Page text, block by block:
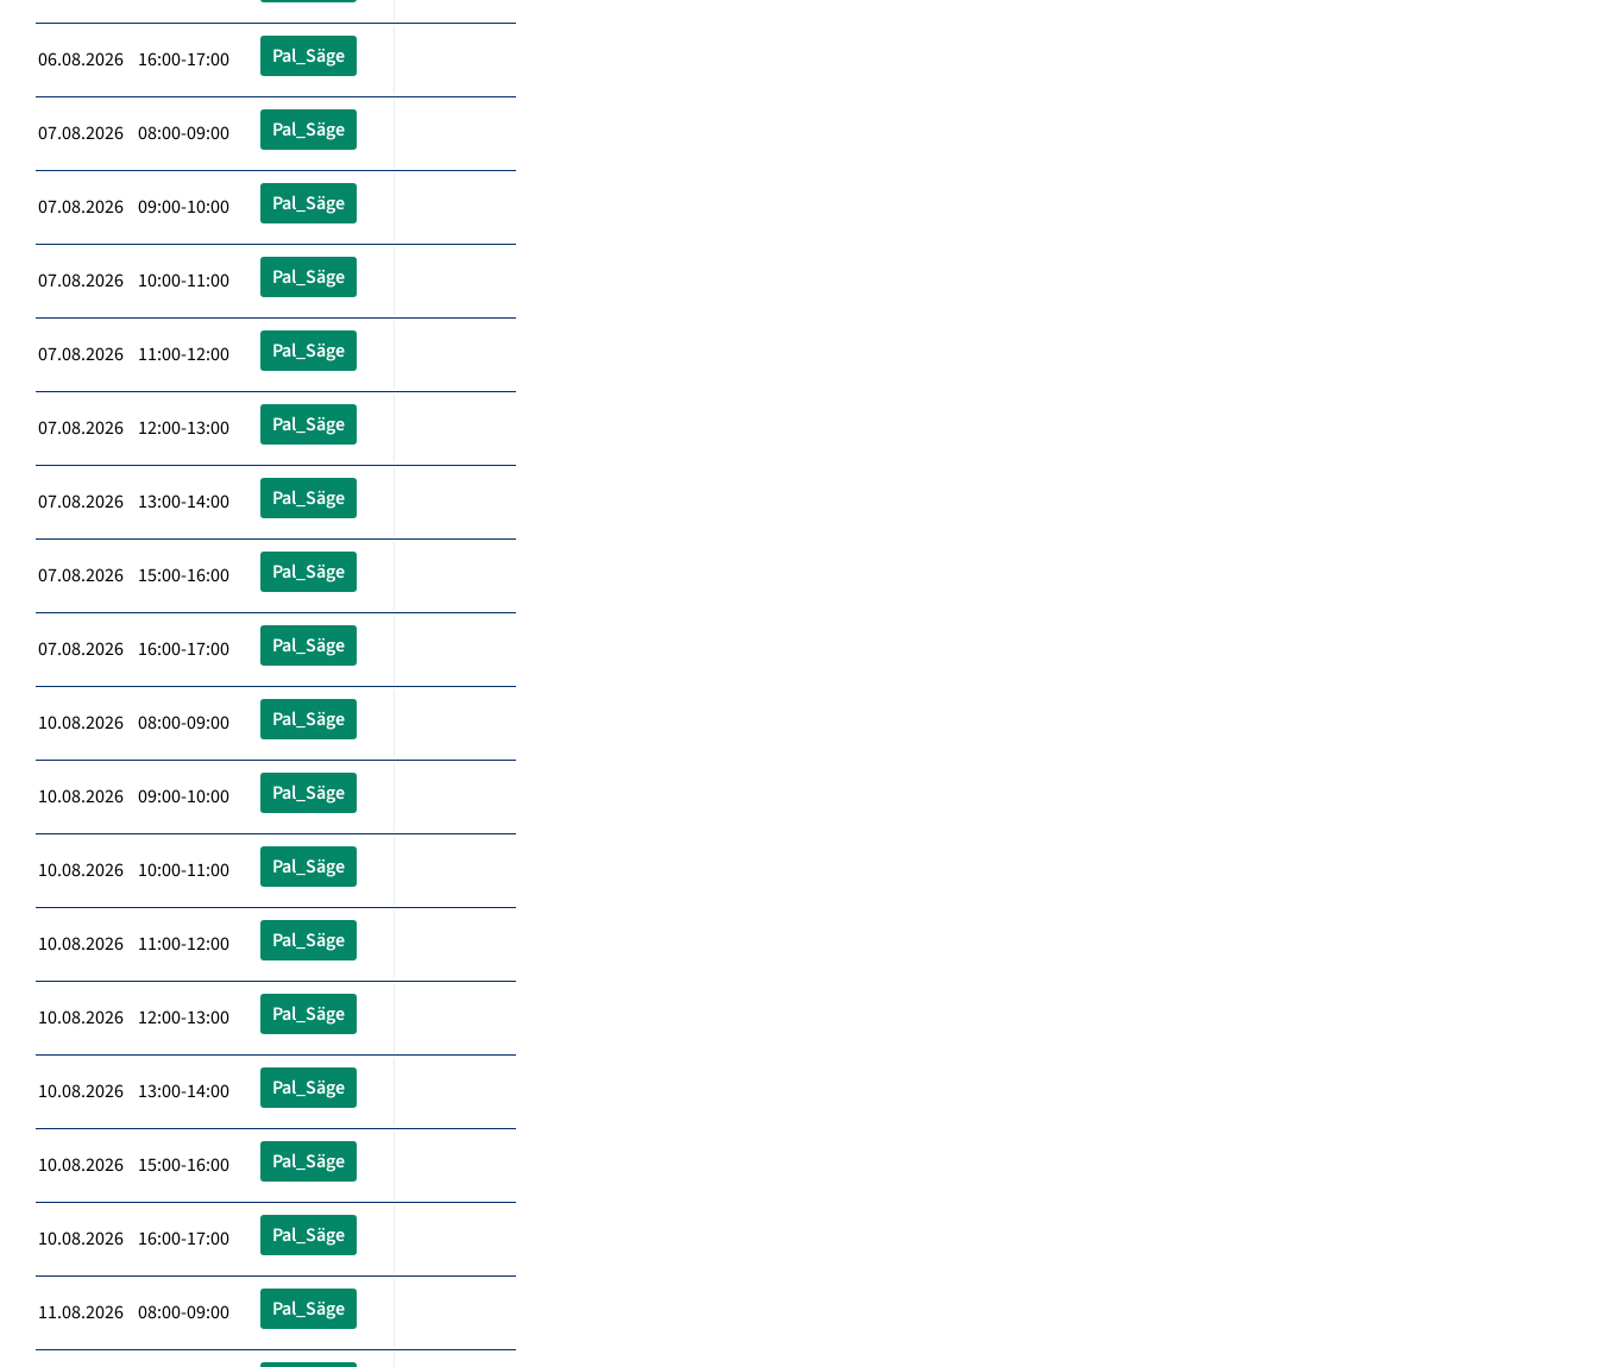
06.08.2026 16:00-17:00 Pal_Säge
07.08.2026 08:00-09:00 Pal_Säge
07.08.2026 09:00-10:00 Pal_Säge
07.08.2026 10:00-11:00 Pal_Säge
07.08.2026 11:00-12:00 Pal_Säge
07.08.2026 12:00-13:00 Pal_Säge
07.08.2026 13:00-14:00 Pal_Säge
07.08.2026 15:00-16:00 Pal_Säge
07.08.2026 16:00-17:00 Pal_Säge
10.08.2026 08:00-09:00 Pal_Säge
10.08.2026 09:00-10:00 Pal_Säge
10.08.2026 10:00-11:00 Pal_Säge
10.08.2026 11:00-12:00 Pal_Säge
10.08.2026 12:00-13:00 Pal_Säge
10.08.2026 13:00-14:00 Pal_Säge
10.08.2026 15:00-16:00 Pal_Säge
10.08.2026 16:00-17:00 Pal_Säge
11.08.2026 08:00-09:00 Pal_Säge